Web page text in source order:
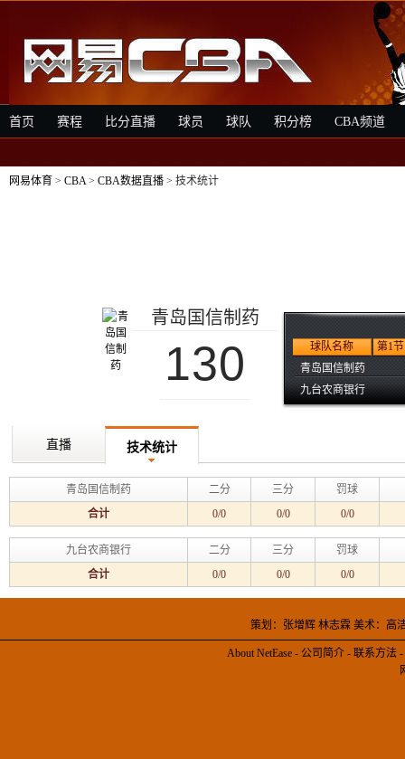
首页 赛程 比分直播 球员 球队 积分榜 CBA频道
网易体育 > CBA> CBA数据直播 > 技术统计
青岛国信制药
130 球队名称
第1节
青岛国信制药
九台农商银行
直播 技术统计
青岛国信制药 二分 三分
罚球
合计
0/0 0/0 0/0
九台农商银行 二分 三分
罚球
合计
0/0 0/0 0/0
策划：张增辉 林志霖 美术：
About NetEase - 公司简介 - 联系方法 -